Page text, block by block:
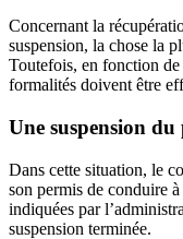
Concernant la
suspension, la chose la
Toutefois, en fonction de
formalités doivent être
Une suspension
Dans cette situation, le
son permis de conduire
indiquées par
suspension terminée.